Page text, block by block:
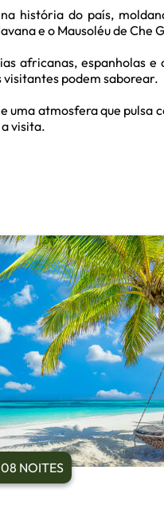
história do país,
e o Mausoléu de Che
africanas, espanholas
visitantes podem saborear.
uma atmosfera que
visita.
NOITES